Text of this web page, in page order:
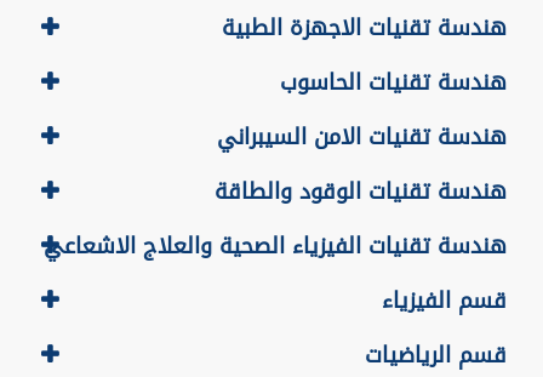
هندسة تقنيات الاجهزة الطبية
هندسة تقنيات الحاسوب
هندسة تقنيات الامن السيبراني
هندسة تقنيات الوقود والطاقة
هندسة تقنيات الفيزياء الصحية والعلاج الاشعاعي
قسم الفيزياء
قسم الرياضيات